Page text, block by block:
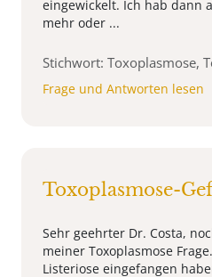
eingewickelt. Ich hab dann
mehr oder ...
Stichwort: Toxoplasmose,
Frage und Antworten lesen
Toxoplasmose-
Sehr geehrter Dr. Costa,
meiner Toxoplasmose
Listeriose eingefangen